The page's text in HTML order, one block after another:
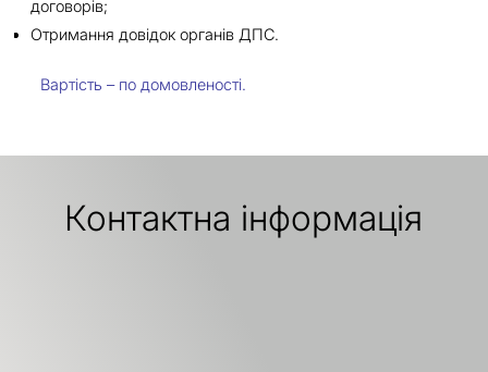
договорів;
Отримання довідок органів ДПС.
Вартість – по домовленості.
Контактна інформація